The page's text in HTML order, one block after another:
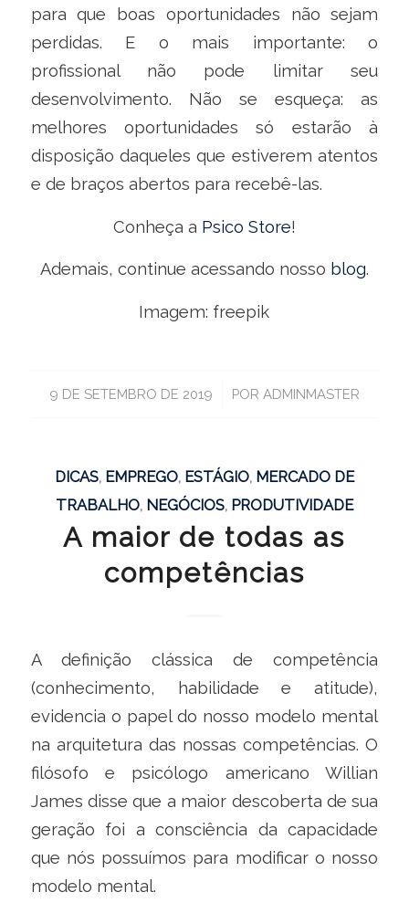
para que boas oportunidades não sejam
perdidas. E o mais importante: o
profissional não pode limitar seu
desenvolvimento. Não se esqueça: as
melhores oportunidades só estarão à
disposição daqueles que estiverem atentos
e de braços abertos para recebê-las.
Conheça a Psico Store!
Ademais, continue acessando nosso blog.
Imagem: freepik
9 DE SETEMBRO DE 2019
/ POR ADMINMASTER
DICAS, EMPREGO, ESTÁGIO, MERCADO DE
TRABALHO, NEGÓCIOS, PRODUTIVIDADE
A maior de todas as
competências
A definição clássica de competência
(conhecimento, habilidade e atitude),
evidencia o papel do nosso modelo mental
na arquitetura das nossas competências. O
filósofo e psicólogo americano Willian
James disse que a maior descoberta de sua
geração foi a consciência da capacidade
que nós possuímos para modificar o nosso
modelo mental.